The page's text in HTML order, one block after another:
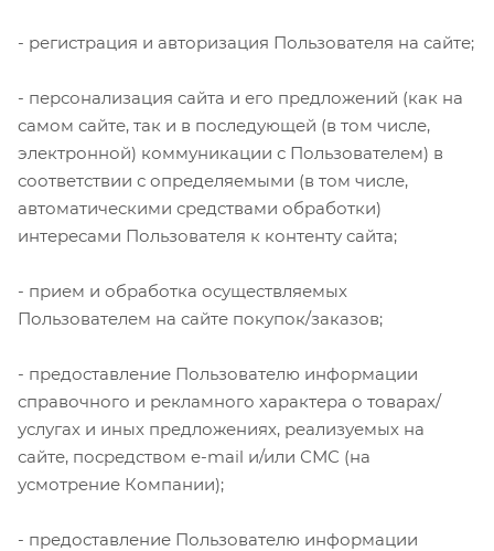
- регистрация и авторизация Пользователя на сайте;
- персонализация сайта и его предложений (как на
самом сайте, так и в последующей (в том числе,
электронной) коммуникации с Пользователем) в
соответствии с определяемыми (в том числе,
автоматическими средствами обработки)
интересами Пользователя к контенту сайта;
- прием и обработка осуществляемых
Пользователем на сайте покупок/заказов;
- предоставление Пользователю информации
справочного и рекламного характера о товарах/
услугах и иных предложениях, реализуемых на
сайте, посредством e-mail и/или СМС (на
усмотрение Компании);
- предоставление Пользователю информации